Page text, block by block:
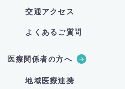
交通アクセス
よくあるご質問
医療関係者の方へ
地域医療連携